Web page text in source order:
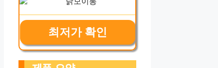
최저가 확인